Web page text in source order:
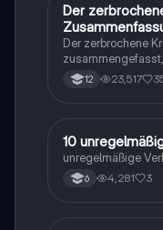
Deutsch
Der
Der zerbrochene
12 23,517
1 Englisch
10
unregelmäßige
6 4,281 3